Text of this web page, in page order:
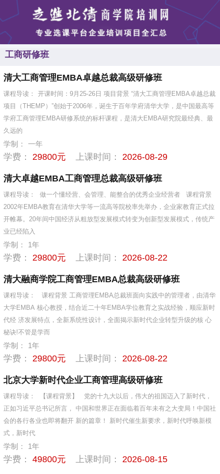
工商研修班
清大工商管理EMBA卓越总裁高级研修班
课程导读：
开课时间：9月25-26日 项目背景 “清大工商管理EMBA卓越总裁
项目（THEMP）”创始于2006年，诞生于百年学府清华大学，是中国最高等
学府工商管理EMBA研修系统的标杆课程，是清大EMBA研究院最经典、最
久远的
学制： 一年
学费： 29800元 上课时间： 2026-08-29
清大卓越EMBA工商管理总裁高级研修班
课程导读：
做一个懂经营、会管理、能整合的优秀企业经营者 课程背景
2002年EMBA教育在清华大学等一流高等院校率先举办，企业家教育正式拉
开帷幕。20年间中国经济从粗放型发展模式转变为创新型发展模式，传统产
业已经陷入
学制： 1年
学费： 29800元 上课时间： 2026-08-22
清大融商学院工商管理EMBA总裁高级研修班
课程导读：
课程背景 工商管理EMBA总裁班面向实践中的管理者，由清华
大学EMBA 核心教授，结合近二十年EMBA学位教育之实战经验，顺应新时
代经 济发展特点，全新系统性设计，全面揭示新时代企业转型升级的核 心
秘诀!不管是学而
学制： 1年
学费： 29800元 上课时间： 2026-08-22
北京大学新时代企业工商管理高级研修班
课程导读：
【课程背景】 党的十九大以后，伟大的祖国迈入了新时代，
正如习近平总书记所言， 中国和世界正在面临着百年未有之大变局！中国社
会的各行各业也即将翻开 新的篇章！ 新时代催生新要求，新时代呼唤新模
式，新时代
学制： 1年
学费： 49800元 上课时间： 2026-08-15